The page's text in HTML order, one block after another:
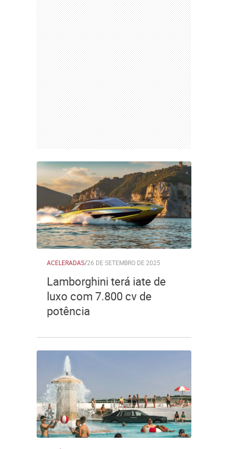
ACELERADAS/26 DE SETEMBRO DE 2025
Lamborghini terá iate de
luxo com 7.800 cv de
potência